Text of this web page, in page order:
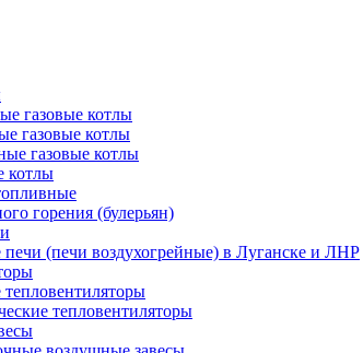
газовые котлы
газовые котлы
газовые котлы
котлы
горения (булерьян)
(печи воздухогрейные) в Луганске и ЛНР
тепловентиляторы